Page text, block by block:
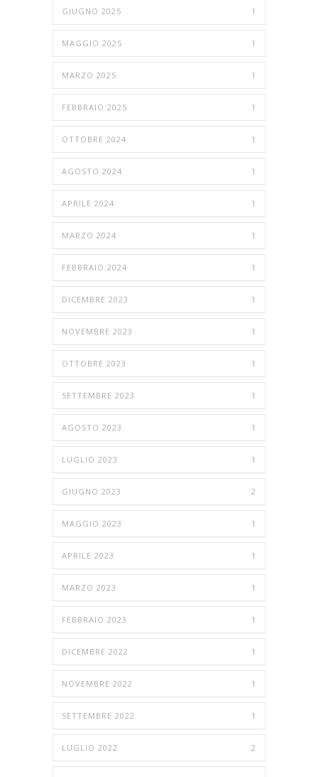
GIUGNO 2025 1
MAGGIO 2025 1
MARZO 2025 1
FEBBRAIO 2025 1
OTTOBRE 2024 1
AGOSTO 2024 1
APRILE 2024 1
MARZO 2024 1
FEBBRAIO 2024 1
DICEMBRE 2023 1
NOVEMBRE 2023 1
OTTOBRE 2023 1
SETTEMBRE 2023 1
AGOSTO 2023 1
LUGLIO 2023 1
GIUGNO 2023 2
MAGGIO 2023 1
APRILE 2023 1
MARZO 2023 1
FEBBRAIO 2023 1
DICEMBRE 2022 1
NOVEMBRE 2022 1
SETTEMBRE 2022 1
LUGLIO 2022 2